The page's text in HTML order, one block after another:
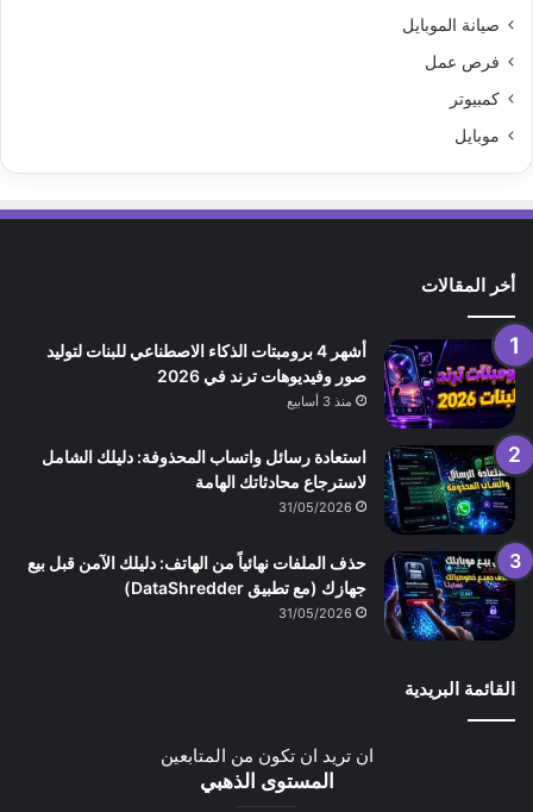
صيانة الموبايل
فرص عمل
كمبيوتر
موبايل
أخر المقالات
أشهر 4 برومبتات الذكاء الاصطناعي للبنات لتوليد
صور وفيديوهات ترند في 2026
منذ 3 أسابيع
استعادة رسائل واتساب المحذوفة: دليلك الشامل
لاسترجاع محادثاتك الهامة
31/05/2026
حذف الملفات نهائياً من الهاتف: دليلك الآمن قبل بيع
جهازك (مع تطبيق DataShredder)
31/05/2026
القائمة البريدية
ان تريد ان تكون من المتابعين
المستوى الذهبي